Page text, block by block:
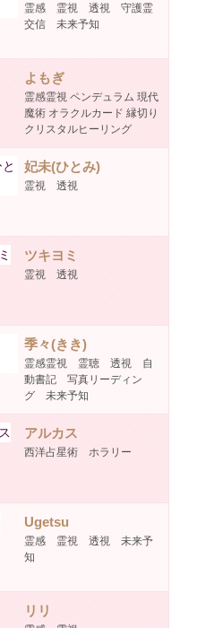
霊感 霊視 透視 守護霊
交信 未来予知
よもぎ
霊感霊視 ペンデュラム 現代
魔術 オラクルカード 縁切り
クリスタルヒーリング
妃未(ひとみ)
霊視 透視
ツキヨミ
霊視 透視
季々(きき)
霊感霊視 霊聴 透視 自
動書記 写真リーディン
グ 未来予知
アルカス
西洋占星術 ホラリー
Ugetsu
霊感 霊視 透視 未来予
知
リリ